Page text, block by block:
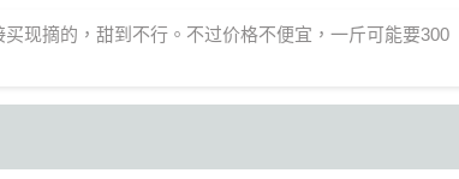
现摘的，甜到不行。不过价格不便宜，一斤可能要300